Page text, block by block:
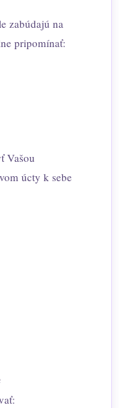
zabúdajú na
pripomínať:
Vašou
úcty k sebe